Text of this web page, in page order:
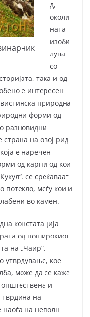
д,
околи
ната
изоби
лува
со
така и од
е интересен
вистинска природна
форми од
разновидни
страна на овој рид
е наречен
од карпи од кои
се среќаваат
потекло, меѓу кои и
во камен.
констатација
од поширокиот
на „Чаир“.
утврдување, кое
може да се каже
општествена и
тврдина на
наоѓа на неполн